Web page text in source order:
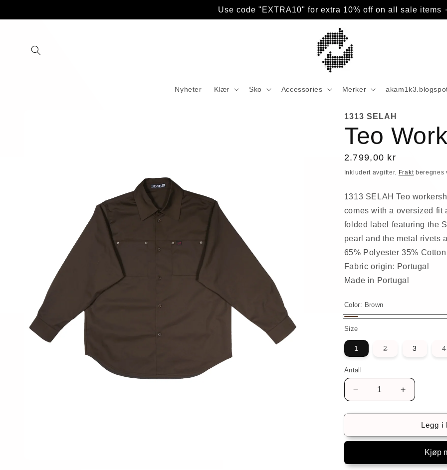
innholdet
Use code "EXTRA10" for extra 10% off on all sale items
Nyheter Klær Sko Accessories Merker
1313 SELAH
Teo
Vanlig
pris
2.799,00 kr
Inkludert avgifter. Fraktberegnes
1313 SELAH Teo
comes with a oversized fit
folded label featuring the
pearl and the metal rivets
65% Polyester 35% Cotton
Fabric origin: Portugal
Made in Portugal
Color: Brown
Size
1 2Varianten
3 4
Antall
Antall
antallet
for
Worker
Øk
antallet
for
Worker
Legg i